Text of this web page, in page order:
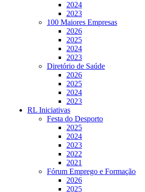
2024
2023
100 Maiores Empresas
2026
2025
2024
2023
Diretório de Saúde
2026
2025
2024
2023
RL Iniciativas
Festa do Desporto
2025
2024
2023
2022
2021
Fórum Emprego e Formação
2026
2025